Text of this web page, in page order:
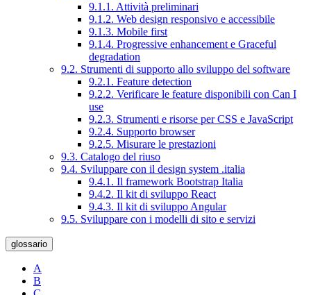
9.1.1. Attività preliminari
9.1.2. Web design responsivo e accessibile
9.1.3. Mobile first
9.1.4. Progressive enhancement e Graceful
degradation
9.2. Strumenti di supporto allo sviluppo del software
9.2.1. Feature detection
9.2.2. Verificare le feature disponibili con Can I
use
9.2.3. Strumenti e risorse per CSS e JavaScript
9.2.4. Supporto browser
9.2.5. Misurare le prestazioni
9.3. Catalogo del riuso
9.4. Sviluppare con il design system .italia
9.4.1. Il framework Bootstrap Italia
9.4.2. Il kit di sviluppo React
9.4.3. Il kit di sviluppo Angular
9.5. Sviluppare con i modelli di sito e servizi
glossario
A
B